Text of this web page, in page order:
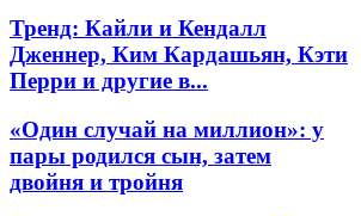
Тренд: Кайли и Кендалл
Дженнер, Ким Кардашьян, Кэти
Перри и другие в...
«Один случай на миллион»: у
пары родился сын, затем
двойня и тройня